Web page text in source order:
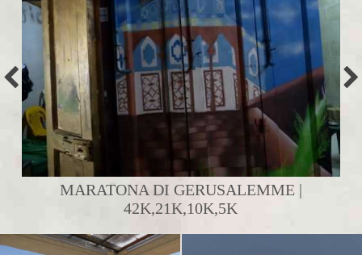
MARATONA DI GERUSALEMME |
42K,21K,10K,5K